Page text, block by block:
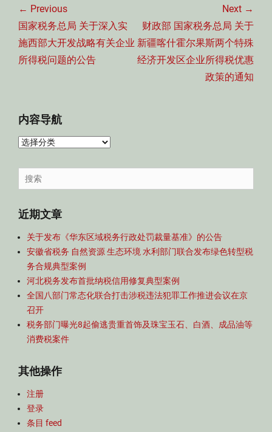
章
导
航
← Previous
Previous
post:
国家税务总局 关于深入实
施西部大开发战略有关企业
所得税问题的公告
Next →
Next
post:
财政部 国家税务总局 关于
新疆喀什霍尔果斯两个特殊
经济开发区企业所得税优惠
政策的通知
内容导航
内
导
航
Search
for:
近期文章
关于发布《华东区域税务行政处罚裁量基准》的公告
安徽省税务 自然资源 生态环境 水利部门联合发布绿色转型税
务合规典型案例
河北税务发布首批纳税信用修复典型案例
全国八部门常态化联合打击涉税违法犯罪工作推进会议在京
召开
税务部门曝光8起偷逃贵重首饰及珠宝玉石、白酒、成品油等
消费税案件
其他操作
注册
登录
条目 feed